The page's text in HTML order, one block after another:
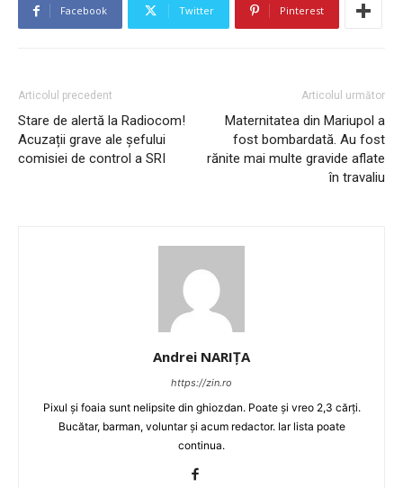
Facebook Twitter Pinterest
Articolul precedent
Stare de alertă la Radiocom!
Acuzații grave ale șefului
comisiei de control a SRI
Articolul următor
Maternitatea din Mariupol a
fost bombardată. Au fost
rănite mai multe gravide aflate
în travaliu
Andrei NARIȚA
https://zin.ro
Pixul și foaia sunt nelipsite din ghiozdan. Poate și vreo 2,3 cărți.
Bucătar, barman, voluntar și acum redactor. Iar lista poate
continua.